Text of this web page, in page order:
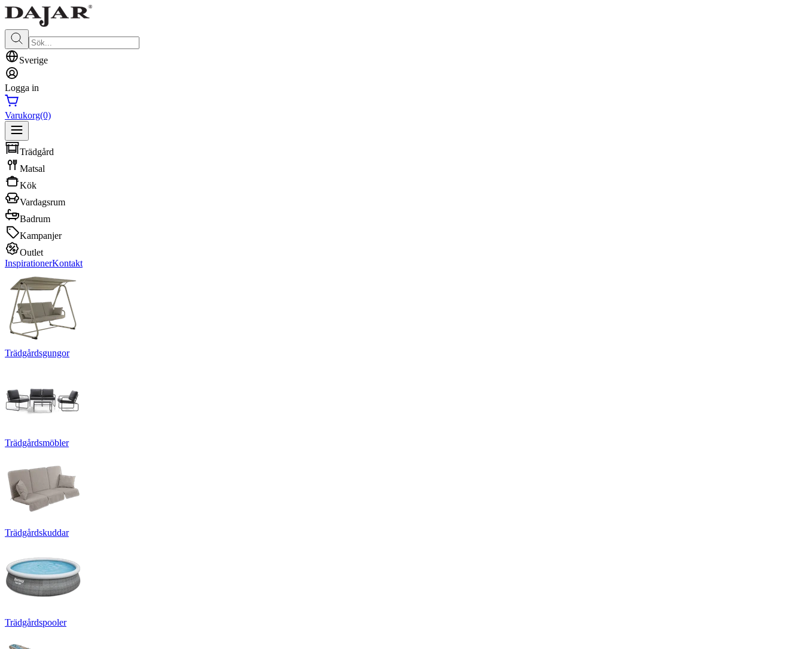
Sverige
Logga in
Varukorg(0)
Trädgård
Matsal
Kök
Vardagsrum
Badrum
Kampanjer
Outlet
InspirationerKontakt
Trädgårdsgungor
Trädgårdsmöbler
Trädgårdskuddar
Trädgårdspooler